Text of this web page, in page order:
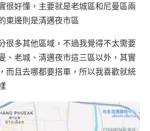
很好懂，主要就是老城區和尼曼區兩
東邊則是清邁夜市區
很多其他區域，不過我覺得不太需要
、老城、清邁夜市這三區以外，其實
而且去哪都要搭車，所以我喜歡就統